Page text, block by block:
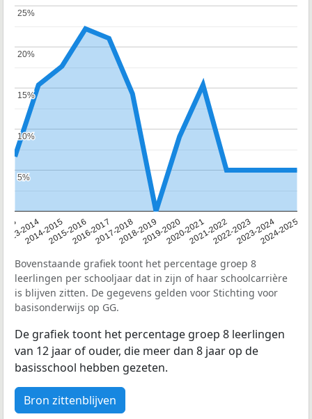
2013-20142014-20152015-20162016-20172017-20182018-20192019-20202020-20212021-20222022-20232023-20242024-2025
5%
5%
10%
10%
15%
15%
20%
20%
25%
25%
Bovenstaande grafiek toont het percentage groep 8
leerlingen per schooljaar dat in zijn of haar schoolcarrière
is blijven zitten. De gegevens gelden voor Stichting voor
basisonderwijs op GG.
De grafiek toont het percentage groep 8 leerlingen
van 12 jaar of ouder, die meer dan 8 jaar op de
basisschool hebben gezeten.
Bron zittenblijven